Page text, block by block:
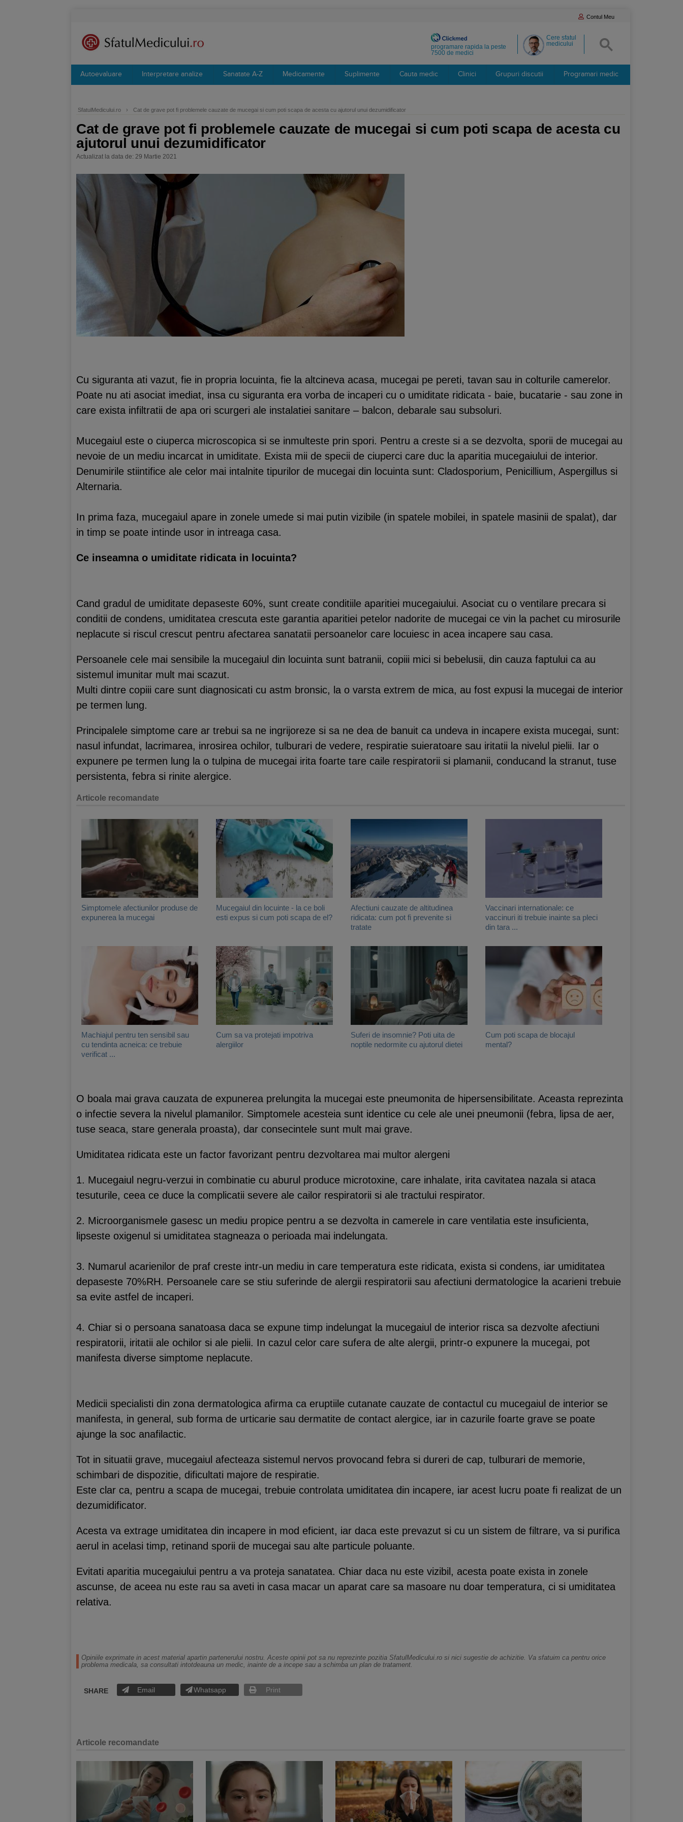
Contul Meu
Cere sfatul
medicului
programare rapida la peste
7500 de medici
Autoevaluare Interpretare analize Sanatate A-Z Medicamente Suplimente Cauta medic Clinici Grupuri discutii Programari medic
SfatulMedicului.ro › Cat de grave pot fi problemele cauzate de mucegai si cum poti scapa de acesta cu ajutorul unui dezumidificator
Cat de grave pot fi problemele cauzate de mucegai si cum poti scapa de acesta cu
ajutorul unui dezumidificator
Actualizat la data de: 29 Martie 2021
Cu siguranta ati vazut, fie in propria locuinta, fie la altcineva acasa, mucegai pe pereti, tavan sau in colturile camerelor.
Poate nu ati asociat imediat, insa cu siguranta era vorba de incaperi cu o umiditate ridicata - baie, bucatarie - sau zone in
care exista infiltratii de apa ori scurgeri ale instalatiei sanitare – balcon, debarale sau subsoluri.
Mucegaiul este o ciuperca microscopica si se inmulteste prin spori. Pentru a creste si a se dezvolta, sporii de mucegai au
nevoie de un mediu incarcat in umiditate. Exista mii de specii de ciuperci care duc la aparitia mucegaiului de interior.
Denumirile stiintifice ale celor mai intalnite tipurilor de mucegai din locuinta sunt: Cladosporium, Penicillium, Aspergillus si
Alternaria.
In prima faza, mucegaiul apare in zonele umede si mai putin vizibile (in spatele mobilei, in spatele masinii de spalat), dar
in timp se poate intinde usor in intreaga casa.
Ce inseamna o umiditate ridicata in locuinta?
Cand gradul de umiditate depaseste 60%, sunt create conditiile aparitiei mucegaiului. Asociat cu o ventilare precara si
conditii de condens, umiditatea crescuta este garantia aparitiei petelor nadorite de mucegai ce vin la pachet cu mirosurile
neplacute si riscul crescut pentru afectarea sanatatii persoanelor care locuiesc in acea incapere sau casa.
Persoanele cele mai sensibile la mucegaiul din locuinta sunt batranii, copiii mici si bebelusii, din cauza faptului ca au
sistemul imunitar mult mai scazut.
Multi dintre copiii care sunt diagnosicati cu astm bronsic, la o varsta extrem de mica, au fost expusi la mucegai de interior
pe termen lung.
Principalele simptome care ar trebui sa ne ingrijoreze si sa ne dea de banuit ca undeva in incapere exista mucegai, sunt:
nasul infundat, lacrimarea, inrosirea ochilor, tulburari de vedere, respiratie suieratoare sau iritatii la nivelul pielii. Iar o
expunere pe termen lung la o tulpina de mucegai irita foarte tare caile respiratorii si plamanii, conducand la stranut, tuse
persistenta, febra si rinite alergice.
Articole recomandate
Simptomele afectiunilor produse de
expunerea la mucegai
Mucegaiul din locuinte - la ce boli
esti expus si cum poti scapa de el?
Afectiuni cauzate de altitudinea
ridicata: cum pot fi prevenite si
tratate
Vaccinari internationale: ce
vaccinuri iti trebuie inainte sa pleci
din tara ...
Machiajul pentru ten sensibil sau
cu tendinta acneica: ce trebuie
verificat ...
Cum sa va protejati impotriva
alergiilor
Suferi de insomnie? Poti uita de
noptile nedormite cu ajutorul dietei
Cum poti scapa de blocajul
mental?
O boala mai grava cauzata de expunerea prelungita la mucegai este pneumonita de hipersensibilitate. Aceasta reprezinta
o infectie severa la nivelul plamanilor. Simptomele acesteia sunt identice cu cele ale unei pneumonii (febra, lipsa de aer,
tuse seaca, stare generala proasta), dar consecintele sunt mult mai grave.
Umiditatea ridicata este un factor favorizant pentru dezvoltarea mai multor alergeni
1. Mucegaiul negru-verzui in combinatie cu aburul produce microtoxine, care inhalate, irita cavitatea nazala si ataca
tesuturile, ceea ce duce la complicatii severe ale cailor respiratorii si ale tractului respirator.
2. Microorganismele gasesc un mediu propice pentru a se dezvolta in camerele in care ventilatia este insuficienta,
lipseste oxigenul si umiditatea stagneaza o perioada mai indelungata.
3. Numarul acarienilor de praf creste intr-un mediu in care temperatura este ridicata, exista si condens, iar umiditatea
depaseste 70%RH. Persoanele care se stiu suferinde de alergii respiratorii sau afectiuni dermatologice la acarieni trebuie
sa evite astfel de incaperi.
4. Chiar si o persoana sanatoasa daca se expune timp indelungat la mucegaiul de interior risca sa dezvolte afectiuni
respiratorii, iritatii ale ochilor si ale pielii. In cazul celor care sufera de alte alergii, printr-o expunere la mucegai, pot
manifesta diverse simptome neplacute.
Medicii specialisti din zona dermatologica afirma ca eruptiile cutanate cauzate de contactul cu mucegaiul de interior se
manifesta, in general, sub forma de urticarie sau dermatite de contact alergice, iar in cazurile foarte grave se poate
ajunge la soc anafilactic.
Tot in situatii grave, mucegaiul afecteaza sistemul nervos provocand febra si dureri de cap, tulburari de memorie,
schimbari de dispozitie, dificultati majore de respiratie.
Este clar ca, pentru a scapa de mucegai, trebuie controlata umiditatea din incapere, iar acest lucru poate fi realizat de un
dezumidificator.
Acesta va extrage umiditatea din incapere in mod eficient, iar daca este prevazut si cu un sistem de filtrare, va si purifica
aerul in acelasi timp, retinand sporii de mucegai sau alte particule poluante.
Evitati aparitia mucegaiului pentru a va proteja sanatatea. Chiar daca nu este vizibil, acesta poate exista in zonele
ascunse, de aceea nu este rau sa aveti in casa macar un aparat care sa masoare nu doar temperatura, ci si umiditatea
relativa.
Opiniile exprimate in acest material apartin partenerului nostru. Aceste opinii pot sa nu reprezinte pozitia SfatulMedicului.ro si nici sugestie de achizitie. Va sfatuim ca pentru orice
problema medicala, sa consultati intotdeauna un medic, inainte de a incepe sau a schimba un plan de tratament.
SHARE Email Whatsapp Print
Articole recomandate